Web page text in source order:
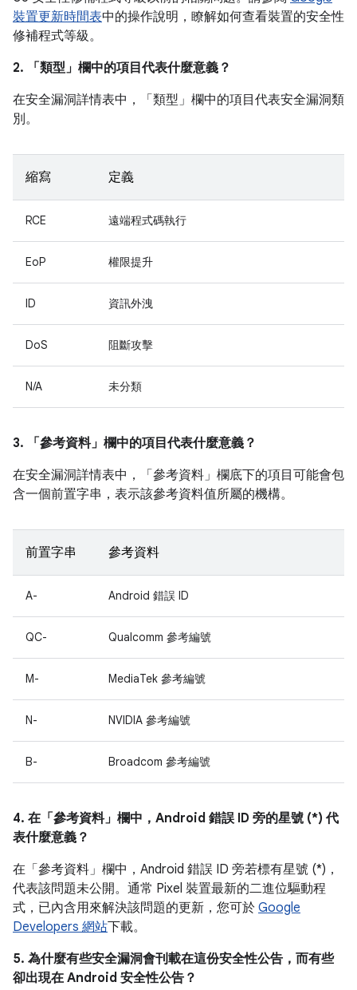
裝置更新時間表中的操作說明，瞭解如何查看裝置的安全性
修補程式等級。
2. 「類型」 欄中的項目代表什麼意義？
在安全漏洞詳情表中，「類型」 欄中的項目代表安全漏洞類
別。
縮寫 定義
RCE 遠端程式碼執行
EoP 權限提升
ID 資訊外洩
DoS 阻斷攻擊
N/A 未分類
3. 「參考資料」 欄中的項目代表什麼意義？
在安全漏洞詳情表中，「參考資料」 欄底下的項目可能會包
含一個前置字串，表示該參考資料值所屬的機構。
前置字串 參考資料
A- Android 錯誤 ID
QC- Qualcomm 參考編號
M- MediaTek 參考編號
N- NVIDIA 參考編號
B- Broadcom 參考編號
4. 在「參考資料」 欄中，Android 錯誤 ID 旁的星號 (*) 代
表什麼意義？
在「參考資料」欄中， Android 錯誤 ID 旁若標有星號 (*)，
代表該問題未公開。通常 Pixel 裝置最新的二進位驅動程
式，已內含用來解決該問題的更新，您可於 Google
Developers 網站下載。
5. 為什麼有些安全漏洞會刊載在這份安全性公告，而有些
卻出現在 Android 安全性公告？